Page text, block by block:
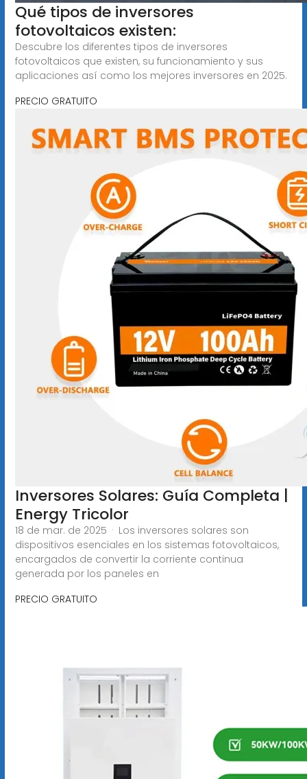
Qué tipos de inversores
fotovoltaicos existen:
Descubre los diferentes tipos de inversores
fotovoltaicos que existen, su funcionamiento y sus
aplicaciones así como los mejores inversores en 2025.
PRECIO GRATUITO
Inversores Solares: Guía Completa |
Energy Tricolor
18 de mar. de 2025 · Los inversores solares son
dispositivos esenciales en los sistemas fotovoltaicos,
encargados de convertir la corriente continua
generada por los paneles en
PRECIO GRATUITO